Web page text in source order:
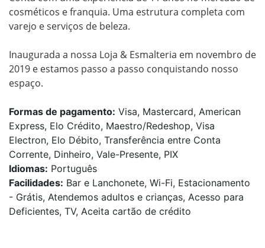
cosméticos e franquia. Uma estrutura completa com
varejo e serviços de beleza.
Inaugurada a nossa Loja & Esmalteria em novembro de
2019 e estamos passo a passo conquistando nosso
Formas de pagamento: Visa, Mastercard, American
Express, Elo Crédito, Maestro/Redeshop, Visa
Electron, Elo Débito, Transferência entre Conta
Corrente, Dinheiro, Vale-Presente, PIX
Idiomas: Português
Facilidades: Bar e Lanchonete, Wi-Fi, Estacionamento
- Grátis, Atendemos adultos e crianças, Acesso para
Deficientes, TV, Aceita cartão de crédito